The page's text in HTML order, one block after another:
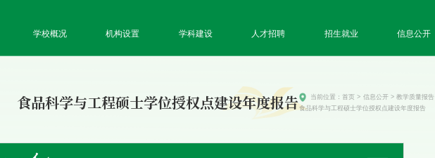
学校概况 机构设置 学科建设 人才招聘 招生就业 信息公开
食品科学与工程硕士学位授权点建设年度报告 当前位置：首页 > 信息公开 > 教学质量报告
食品科学与工程硕士学位授权点建设年度报告